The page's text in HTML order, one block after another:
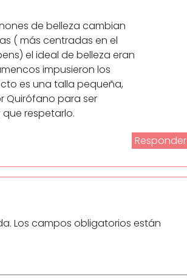
de belleza cambian
( más centradas en el
el ideal de belleza eran
impusieron los
es una talla pequeña,
Quirófano para ser
respetarlo.
Responder
Los campos obligatorios están